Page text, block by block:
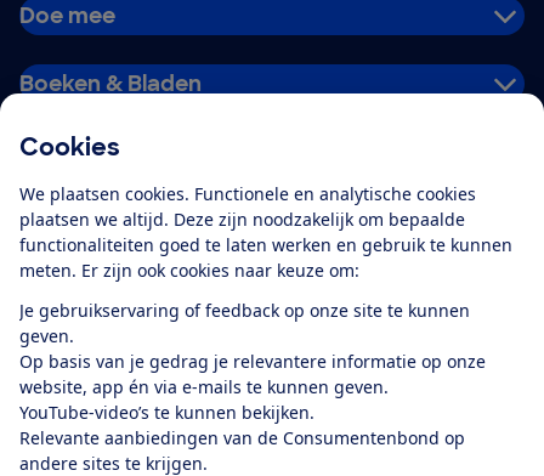
Cookies
We plaatsen cookies. Functionele en analytische cookies
plaatsen we altijd. Deze zijn noodzakelijk om bepaalde
functionaliteiten goed te laten werken en gebruik te kunnen
meten. Er zijn ook cookies naar keuze om:
Je gebruikservaring of feedback op onze site te kunnen
geven.
Op basis van je gedrag je relevantere informatie op onze
website, app én via e-mails te kunnen geven.
YouTube-video’s te kunnen bekijken.
Relevante aanbiedingen van de Consumentenbond op
andere sites te krijgen.
Doe mee
Boeken & Bladen
Alles over de
app
Algemene Voorwaarden
Privacyverklaring
Cookiebeleid
Privacyvoorkeuren
Toegankelijkheid